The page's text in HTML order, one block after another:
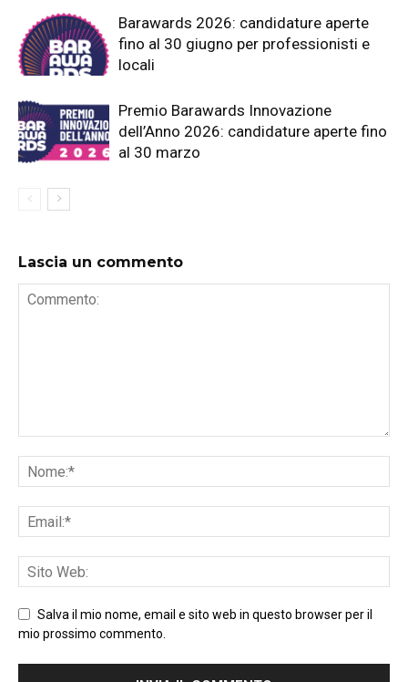
Barawards 2026: candidature aperte
fino al 30 giugno per professionisti e
locali
Premio Barawards Innovazione
dell’Anno 2026: candidature aperte fino
al 30 marzo
Lascia un commento
Salva il mio nome, email e sito web in questo browser per il
mio prossimo commento.